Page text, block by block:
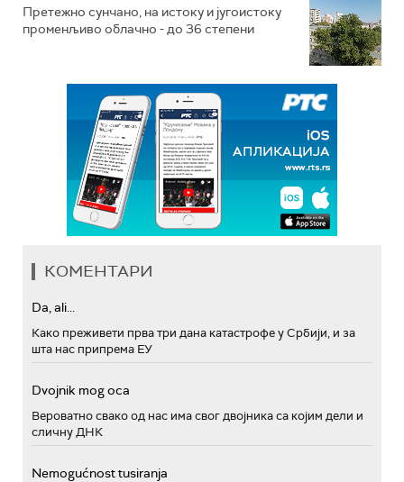
Претежно сунчано, на истоку и југоистоку
променљиво облачно - до 36 степени
КОМЕНТАРИ
Da, ali...
Како преживети прва три дана катастрофе у Србији, и за
шта нас припрема ЕУ
Dvojnik mog oca
Вероватно свако од нас има свог двојника са којим дели и
сличну ДНК
Nemogućnost tusiranja